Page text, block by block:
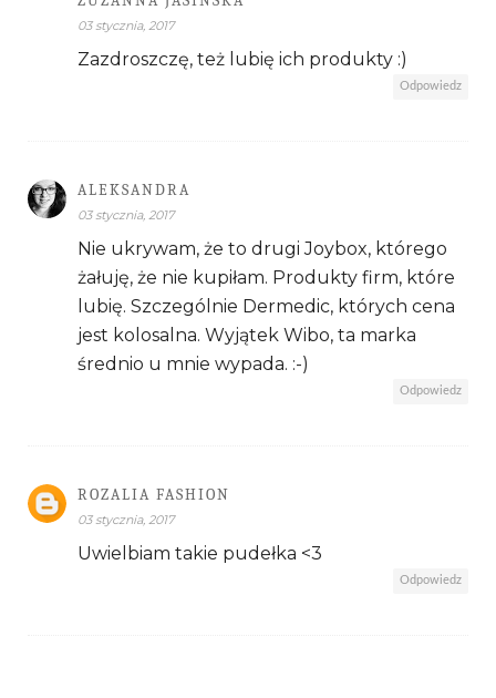
03 stycznia, 2017
Zazdroszczę, też lubię ich produkty :)
Odpowiedz
ALEKSANDRA
03 stycznia, 2017
Nie ukrywam, że to drugi Joybox, którego
żałuję, że nie kupiłam. Produkty firm, które
lubię. Szczególnie Dermedic, których cena
jest kolosalna. Wyjątek Wibo, ta marka
średnio u mnie wypada. :-)
Odpowiedz
ROZALIA FASHION
03 stycznia, 2017
Uwielbiam takie pudełka <3
Odpowiedz